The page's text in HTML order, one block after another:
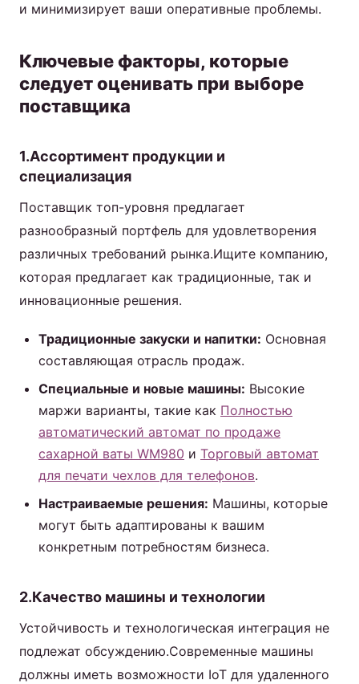
и минимизирует ваши оперативные проблемы.
Ключевые факторы, которые
следует оценивать при выборе
поставщика
1.Ассортимент продукции и
специализация
Поставщик топ-уровня предлагает
разнообразный портфель для удовлетворения
различных требований рынка.Ищите компанию,
которая предлагает как традиционные, так и
инновационные решения.
Традиционные закуски и напитки: Основная
составляющая отрасль продаж.
Специальные и новые машины: Высокие
маржи варианты, такие как Полностью
автоматический автомат по продаже
сахарной ваты WM980 и Торговый автомат
для печати чехлов для телефонов.
Настраиваемые решения: Машины, которые
могут быть адаптированы к вашим
конкретным потребностям бизнеса.
2.Качество машины и технологии
Устойчивость и технологическая интеграция не
подлежат обсуждению.Современные машины
должны иметь возможности IoT для удаленного